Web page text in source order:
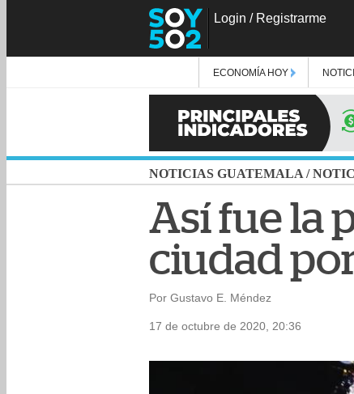
Login / Registrarme
ECONOMÍA HOY
NOTICIAS GUATEMALA /
Así fue la
ciudad
Por Gustavo E. Méndez
17 de octubre de 2020, 20:36